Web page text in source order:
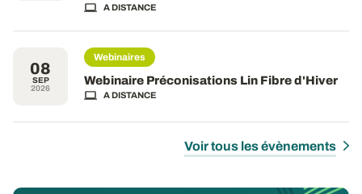
A DISTANCE
08
SEP
2026
Webinaires
Webinaire Préconisations Lin Fibre d'Hiver
A DISTANCE
Voir tous les évènements